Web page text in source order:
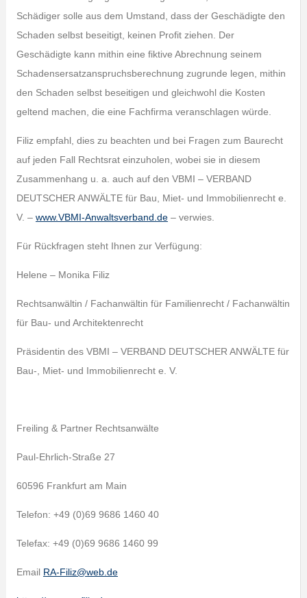
Schädiger solle aus dem Umstand, dass der Geschädigte den
Schaden selbst beseitigt, keinen Profit ziehen. Der
Geschädigte kann mithin eine fiktive Abrechnung seinem
Schadensersatzanspruchsberechnung zugrunde legen, mithin
den Schaden selbst beseitigen und gleichwohl die Kosten
geltend machen, die eine Fachfirma veranschlagen würde.
Filiz empfahl, dies zu beachten und bei Fragen zum Baurecht
auf jeden Fall Rechtsrat einzuholen, wobei sie in diesem
Zusammenhang u. a. auch auf den VBMI – VERBAND
DEUTSCHER ANWÄLTE für Bau, Miet- und Immobilienrecht e.
V. – www.VBMI-Anwaltsverband.de– verwies.
Für Rückfragen steht Ihnen zur Verfügung:
Helene – Monika Filiz
Rechtsanwältin / Fachanwältin für Familienrecht / Fachanwältin
für Bau- und Architektenrecht
Präsidentin des VBMI – VERBAND DEUTSCHER ANWÄLTE für
Bau-, Miet- und Immobilienrecht e. V.
Freiling & Partner Rechtsanwälte
Paul-Ehrlich-Straße 27
60596 Frankfurt am Main
Telefon: +49 (0)69 9686 1460 40
Telefax: +49 (0)69 9686 1460 99
Email RA-Filiz@web.de